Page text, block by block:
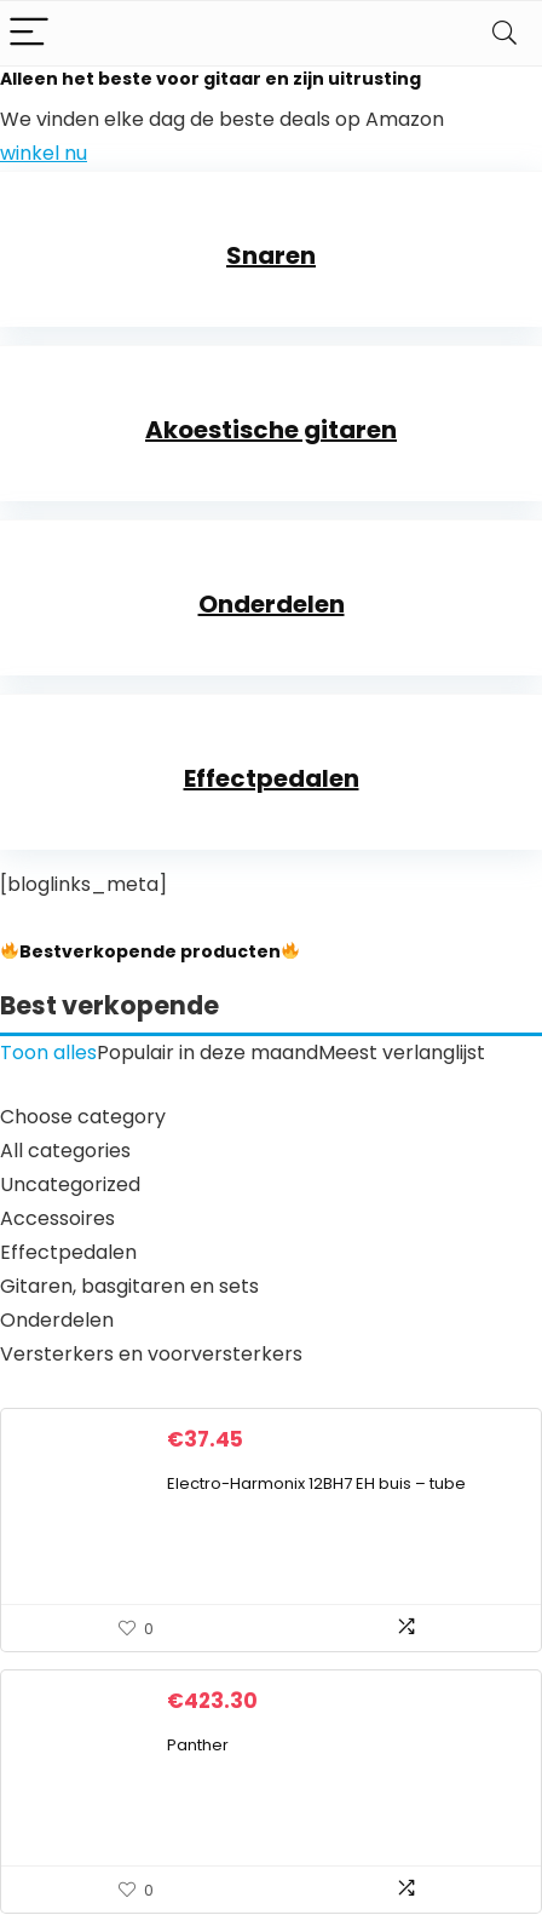
Alleen het beste voor gitaar en zijn uitrusting
We vinden elke dag de beste deals op Amazon
winkel nu
Snaren
Akoestische gitaren
Onderdelen
Effectpedalen
[bloglinks_meta]
Bestverkopende producten
Best verkopende
Toon allesPopulair in deze maandMeest verlanglijst
Choose category
All categories
Uncategorized
Accessoires
Effectpedalen
Gitaren, basgitaren en sets
Onderdelen
Versterkers en voorversterkers
€37.45
Electro-Harmonix 12BH7 EH buis – tube
0
€423.30
Panther
0